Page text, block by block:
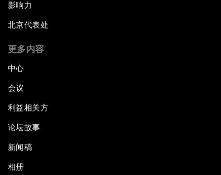
影响力
北京代表处
更多内容
中心
会议
利益相关方
论坛故事
新闻稿
相册